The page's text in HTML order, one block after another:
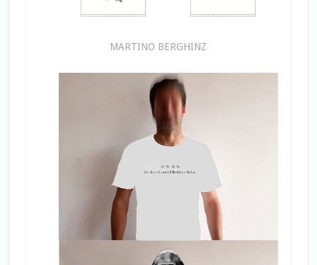
MARTINO BERGHINZ